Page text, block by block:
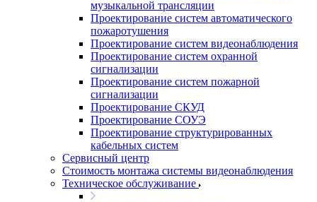
музыкальной трансляции
Проектирование систем автоматического
пожаротушения
Проектирование систем видеонаблюдения
Проектирование систем охранной
сигнализации
Проектирование систем пожарной
сигнализации
Проектирование СКУД
Проектирование СОУЭ
Проектирование структурированных
кабельных систем
Сервисный центр
Стоимость монтажа системы видеонаблюдения
Техническое обслуживание